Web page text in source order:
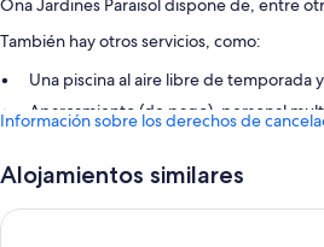
Ona Jardines Paraisol dispone de, entre
También hay otros servicios, como:
Una piscina al aire libre de temporada
Aparcamiento (de pago), personal
recepción
Un ascensor, espacios sin humos y
compra de entradas
Características de la habitación
Información sobre los derechos de
Alojamientos similares
Pierre & Vacances Salou